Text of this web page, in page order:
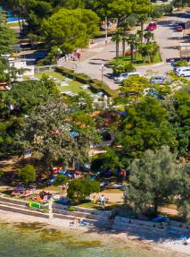
Hoteli Umag ★ ★
Hotel Pelegrin Plava
Hotel Garden Istra Plava
Residence Garden Istra
Hotel Umag Plava Laguna
Laguna
Najprestižniji Resort
je mnogim teniskim...
Gastronomija
Pepi Club
Istražite sve